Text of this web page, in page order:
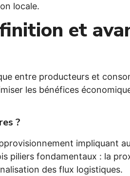
locale.
et
entre producteurs et
les bénéfices
?
impliquant
piliers fondamentaux : la
des flux logistiques.